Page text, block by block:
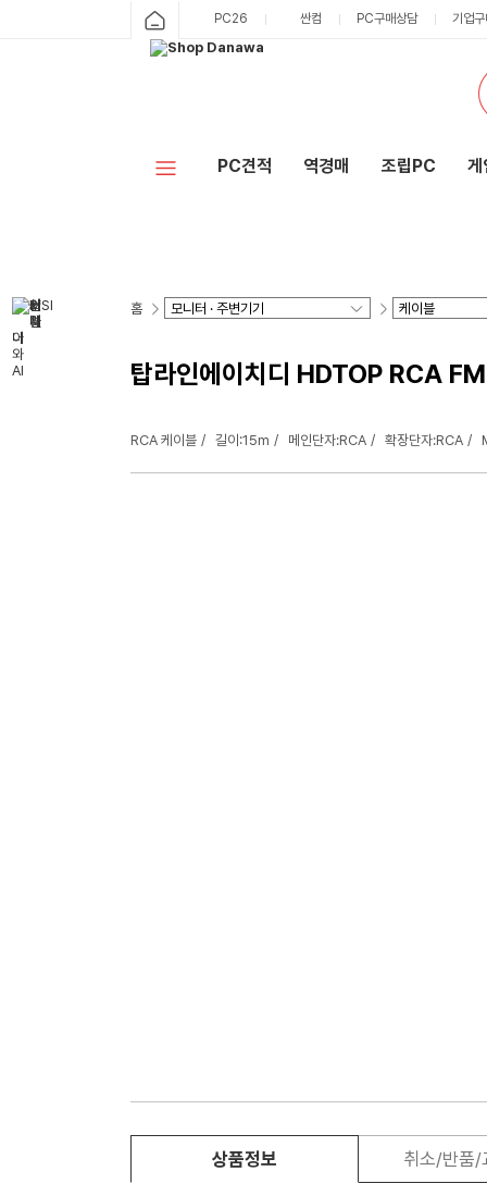
PC26 싼컴 PC구매상담 기업
PC견적 역경매 조립PC 게
홈
탑라인에이치디 HDTOP RCA
RCA 케이블 길이:15m 메인단자:RCA 확장단자:RCA
상품정보 취소/반품/